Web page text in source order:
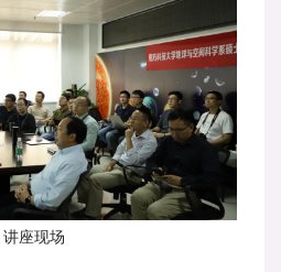
讲座现场